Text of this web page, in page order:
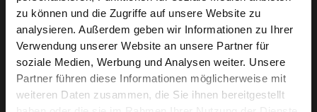
zu können und die Zugriffe auf unsere Website zu
analysieren. Außerdem geben wir Informationen zu Ihrer
Verwendung unserer Website an unsere Partner für
soziale Medien, Werbung und Analysen weiter. Unsere
Partner führen diese Informationen möglicherweise mit
weiteren Daten zusammen, die Sie ihnen bereitgestellt
Bohnen/Hülsenfrüchte
Pute Abendessen
Mittagessen Mexikanisch